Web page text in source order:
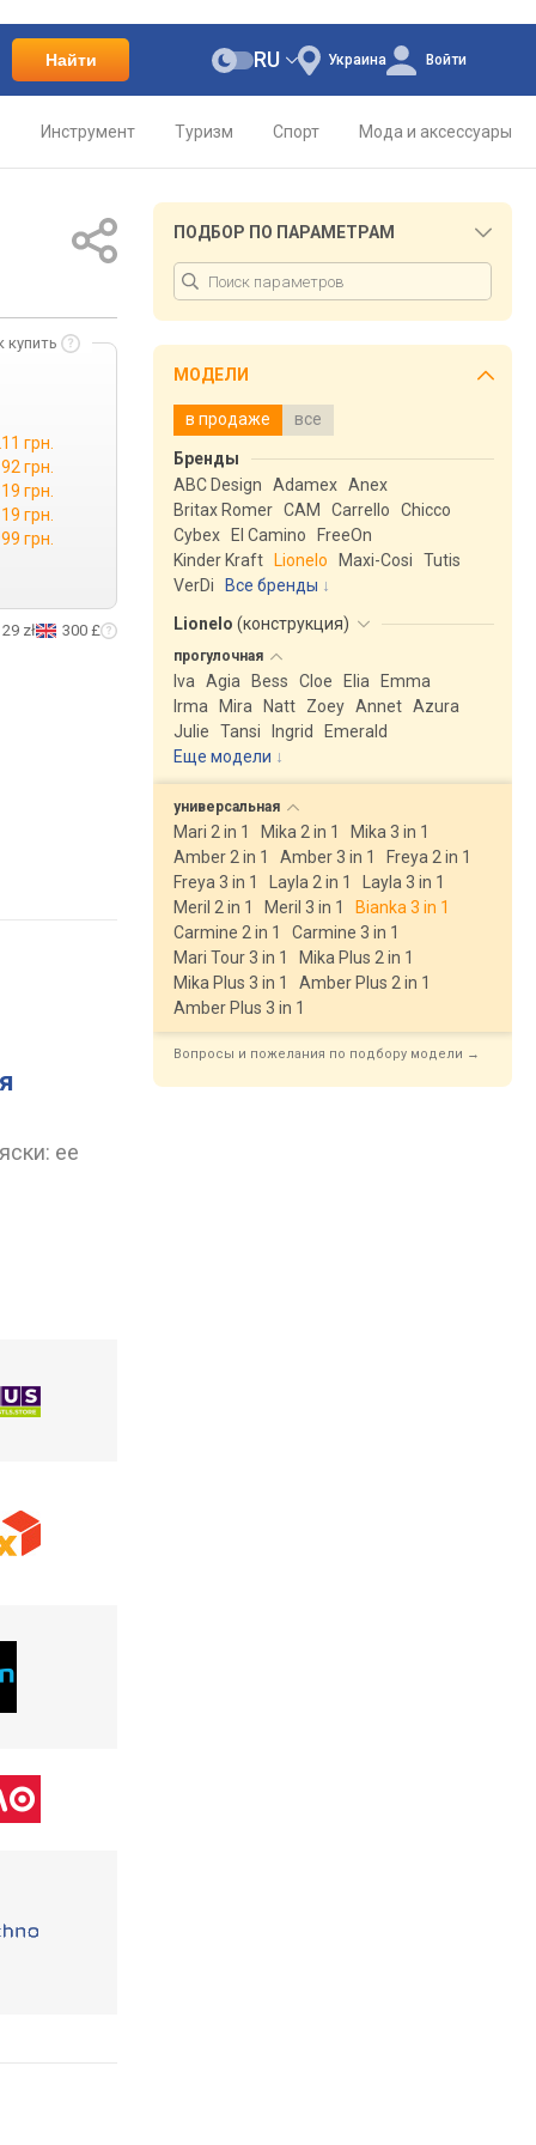
Найти Украина
RU Войти
Инструмент Туризм Спорт Мода и аксессуары
купить
грн.
грн.
грн.
грн.
грн.
zł 300 £
ее
ПОДБОР ПО ПАРАМЕТРАМ
МОДЕЛИ
в продаже все
Бренды
ABC Design
Adamex Anex
Britax Romer CAM Carrello
Chicco
Cybex
El Camino
FreeOn
Kinder Kraft
Lionelo Maxi-Cosi
Tutis
VerDi
Все бренды
Lionelo (конструкция)
прогулочная
Iva Agia Bess Cloe Elia
Emma
Irma
Mira Natt Zoey Annet Azura
Julie
Tansi Ingrid
Emerald
Еще модели ↓
универсальная
Mari 2 in 1 Mika 2 in 1
Mika 3 in 1
Amber 2 in 1
Amber 3 in 1
Freya 2 in 1
Freya 3 in 1
Layla 2 in 1
Layla 3 in 1
Meril 2 in 1
Meril 3 in 1
Bianka 3 in 1
Carmine 2 in 1
Carmine 3 in 1
Mari Tour 3 in 1
Mika Plus 2 in 1
Mika Plus 3 in 1
Amber Plus 2 in 1
Amber Plus 3 in 1
Вопросы и пожелания по подбору модели →